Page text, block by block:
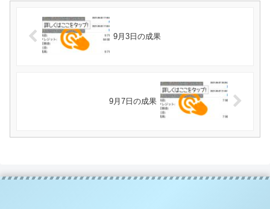
9月3日の成果
9月7日の成果